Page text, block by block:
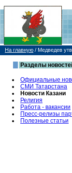
На главную / Медведев
Разделы
Официальные
СМИ Татарстана
Новости Казани
Религия
Работа - вакансии
Пресс-релизы
Полезные статьи